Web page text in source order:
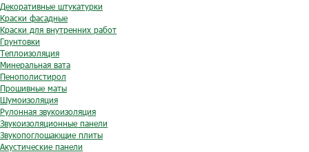
Декоративные штукатурки
Краски фасадные
Краски для внутренних работ
Грунтовки
Теплоизоляция
Минеральная вата
Пенополистирол
Прошивные маты
Шумоизоляция
Рулонная звукоизоляция
Звукоизоляционные панели
Звукопоглощающие плиты
Акустические панели